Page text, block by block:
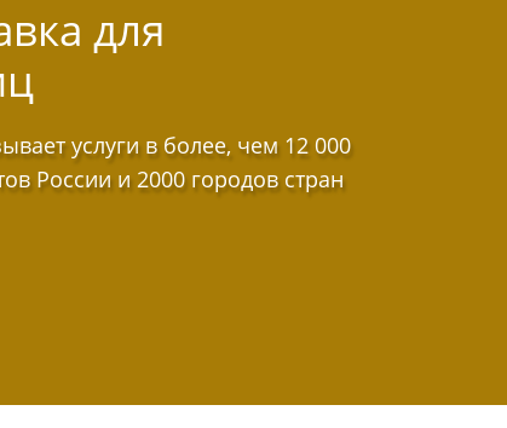
для
услуги в более, чем 12 000
России и 2000 городов стран